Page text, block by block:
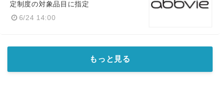
定制度の対象品目に指定
6/24 14:00
もっと見る